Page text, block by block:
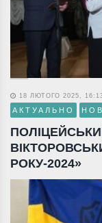
18 ЛЮТОГО 2025,
АКТУАЛЬНО
РОКУ-2024»